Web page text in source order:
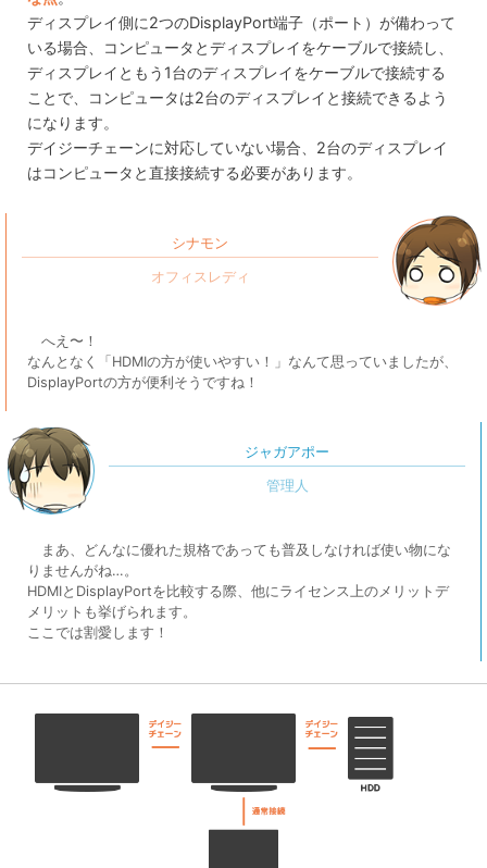
ディスプレイ側に2つのDisplayPort端子（ポート）が備わって
いる場合、コンピュータとディスプレイをケーブルで接続し、
ディスプレイともう1台のディスプレイをケーブルで接続する
ことで、コンピュータは2台のディスプレイと接続できるよう
になります。
デイジーチェーンに対応していない場合、2台のディスプレイ
はコンピュータと直接接続する必要があります。
シナモン
へえ〜！
なんとなく「HDMIの方が使いやすい！」なんて思っていましたが、
DisplayPortの方が便利そうですね！
ジャガアポー
まあ、どんなに優れた規格であっても普及しなければ使い物にな
りませんがね…。
HDMIとDisplayPortを比較する際、他にライセンス上のメリットデ
メリットも挙げられます。
ここでは割愛します！